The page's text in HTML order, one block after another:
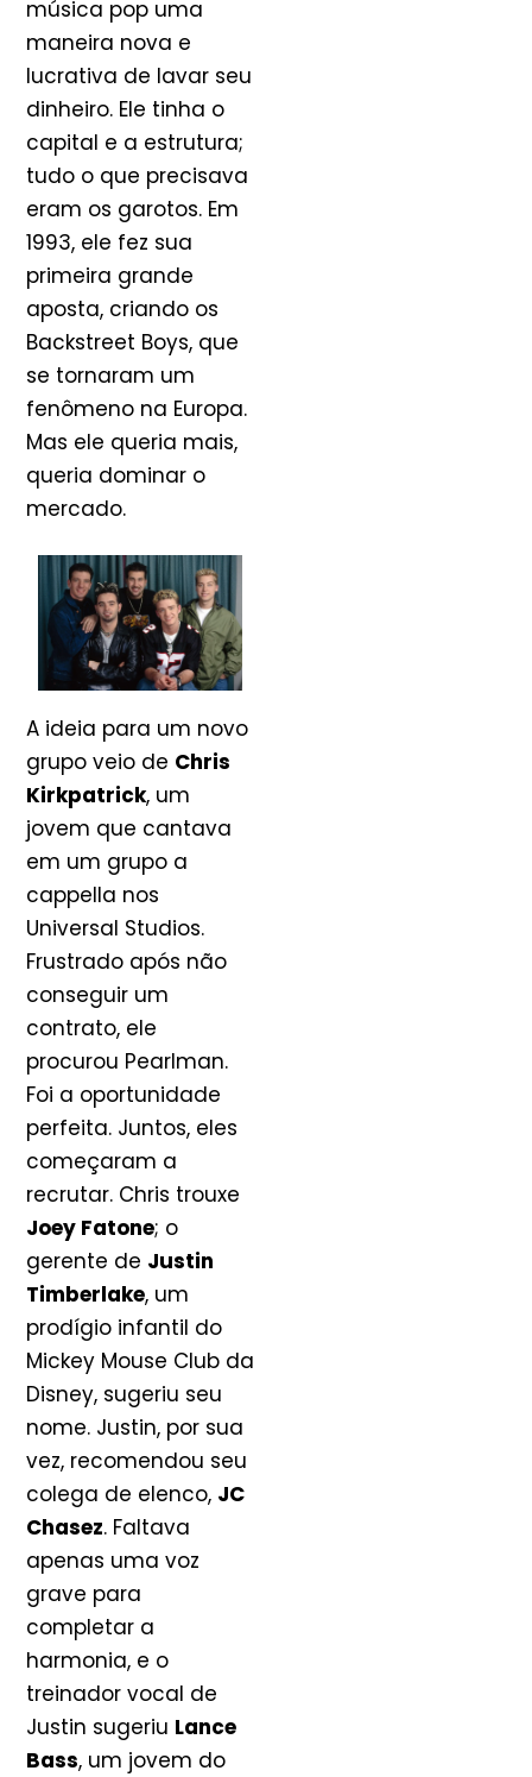
música pop uma
maneira nova e
lucrativa de lavar seu
dinheiro. Ele tinha o
capital e a estrutura;
tudo o que precisava
eram os garotos. Em
1993, ele fez sua
primeira grande
aposta, criando os
Backstreet Boys, que
se tornaram um
fenômeno na Europa.
Mas ele queria mais,
queria dominar o
mercado.
A ideia para um novo
grupo veio de Chris
Kirkpatrick, um
jovem que cantava
em um grupo a
cappella nos
Universal Studios.
Frustrado após não
conseguir um
contrato, ele
procurou Pearlman.
Foi a oportunidade
perfeita. Juntos, eles
começaram a
recrutar. Chris trouxe
Joey Fatone; o
gerente de Justin
Timberlake, um
prodígio infantil do
Mickey Mouse Club da
Disney, sugeriu seu
nome. Justin, por sua
vez, recomendou seu
colega de elenco, JC
Chasez. Faltava
apenas uma voz
grave para
completar a
harmonia, e o
treinador vocal de
Justin sugeriu Lance
Bass, um jovem do